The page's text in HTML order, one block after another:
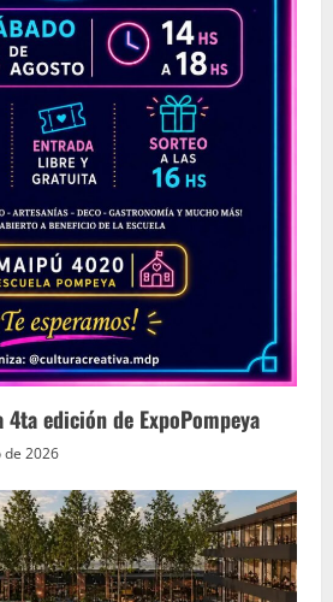
4ta edición de ExpoPompeya
de 2026